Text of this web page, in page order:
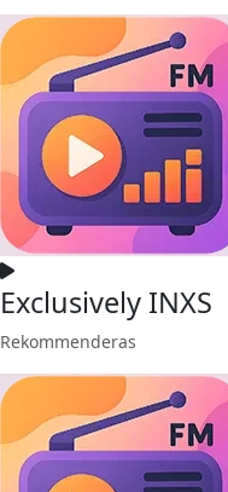
Exclusively INXS
Rekommenderas